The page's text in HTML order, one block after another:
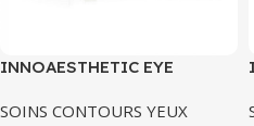
INNOAESTHETIC EYE
SOINS CONTOURS YEUX